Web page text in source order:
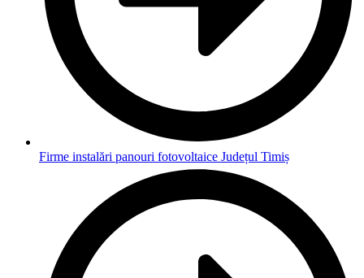
Firme instalări panouri fotovoltaice Județul Timiș